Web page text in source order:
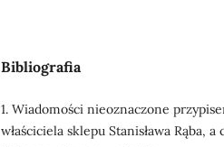
Bibliografia
1. Wiadomości nieoznaczone
właściciela sklepu Stanisława Rąba,